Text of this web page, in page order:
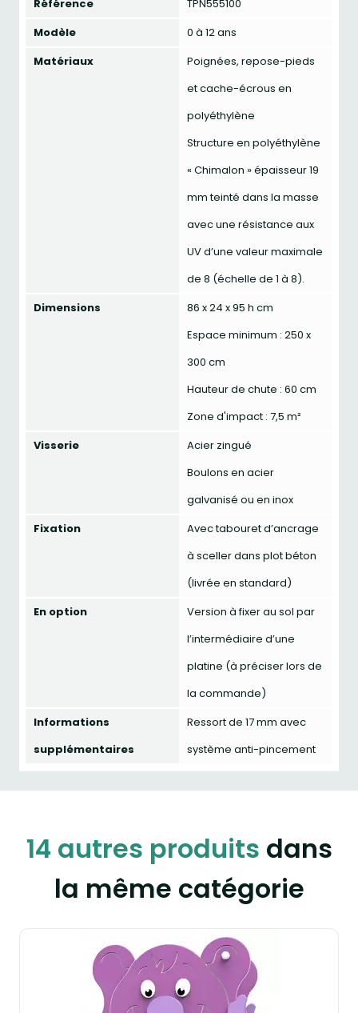
Référence
TPN555100
Modèle
0 à 12 ans
Matériaux
Poignées, repose-pieds
et cache-écrous en
polyéthylène
Structure en polyéthylène
« Chimalon » épaisseur 19
mm teinté dans la masse
avec une résistance aux
UV d’une valeur maximale
de 8 (échelle de 1 à 8).
Dimensions
86 x 24 x 95 h cm
Espace minimum : 250 x
300 cm
Hauteur de chute : 60 cm
Zone d'impact : 7,5 m²
Visserie
Acier zingué
Boulons en acier
galvanisé ou en inox
Fixation
Avec tabouret d’ancrage
à sceller dans plot béton
(livrée en standard)
En option
Version à fixer au sol par
l’intermédiaire d’une
platine (à préciser lors de
la commande)
Informations
supplémentaires
Ressort de 17 mm avec
système anti-pincement
14 autres produits dans
la même catégorie